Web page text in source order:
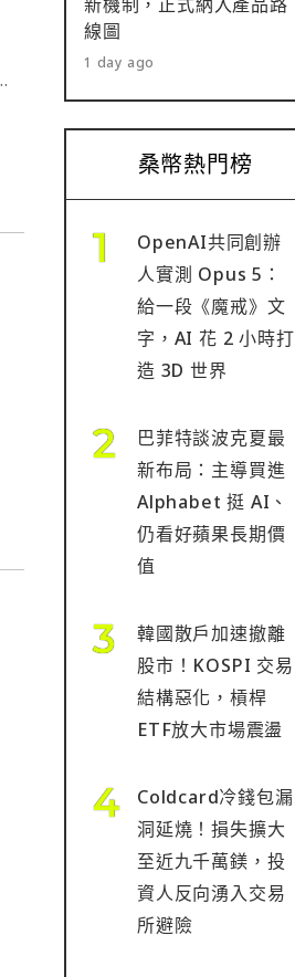
線圖
1 day ago
桑幣熱門榜
OpenAI共同創辦
人實測 Opus 5：
給一段《魔戒》文
字，AI 花 2 小時打
造 3D 世界
巴菲特談波克夏最
新布局：主導買進
Alphabet 挺 AI、
仍看好蘋果長期價
值
韓國散戶加速撤離
股市！KOSPI 交易
結構惡化，槓桿
ETF放大市場震盪
Coldcard冷錢包漏
洞延燒！損失擴大
至近九千萬鎂，投
資人反向湧入交易
所避險